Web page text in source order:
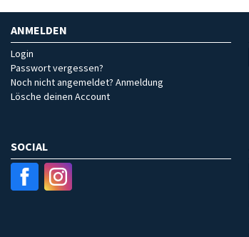
ANMELDEN
Login
Passwort vergessen?
Noch nicht angemeldet? Anmeldung
Lösche deinen Account
SOCIAL